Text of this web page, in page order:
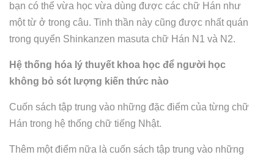
bạn có thể vừa học vừa dùng được các chữ Hán như
một từ ở trong câu. Tinh thần này cũng được nhất quán
trong quyển Shinkanzen masuta chữ Hán N1 và N2.
Hệ thống hóa lý thuyết khoa học để người học
không bỏ sót lượng kiến thức nào
Cuốn sách tập trung vào những đặc điểm của từng chữ
Hán trong hệ thống chữ tiếng Nhật.
Thêm một điểm nữa là cuốn sách tập trung vào những